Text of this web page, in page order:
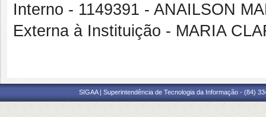
Interno - 1149391 - ANAILSON
Externa à Instituição - MARIA
SIGAA | Superintendência de Tecnologia da Informação - (84)